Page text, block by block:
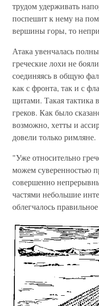
трудом удерживать
поспешит к нему на
вершины горы, то
Атака увенчалась
греческие лохи не
соединяясь в общую
как с фронта, так и с
щитами. Такая тактика
греков. Как было
возможно, хетты и
довели только римляне.
"Уже относительно
можем суверенностью
совершенно
частями небольшие
облегчалось